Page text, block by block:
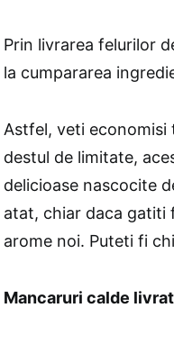
Prin livrarea felurilor
la cumpararea
Astfel, veti economisi
destul de limitate,
delicioase nascocite
atat, chiar daca gatiti
arome noi. Puteti fi
Mancaruri calde